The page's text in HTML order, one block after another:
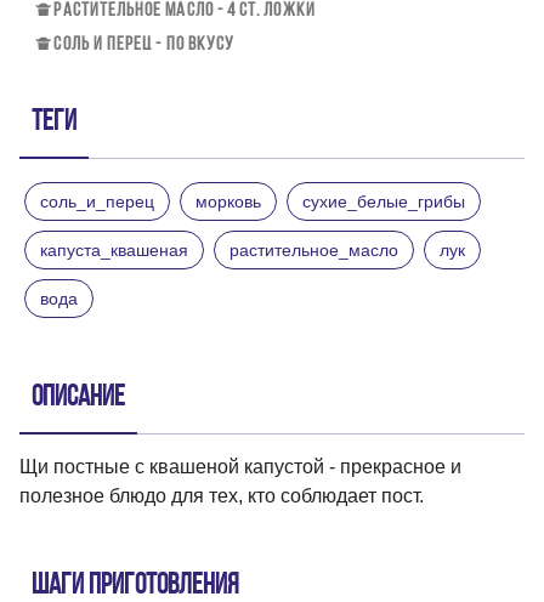
РАСТИТЕЛЬНОЕ МАСЛО - 4 СТ. ЛОЖКИ
СОЛЬ И ПЕРЕЦ - ПО ВКУСУ
Теги
соль_и_перец морковь сухие_белые_грибы
капуста_квашеная растительное_масло лук
вода
Описание
Щи постные с квашеной капустой - прекрасное и
полезное блюдо для тех, кто соблюдает пост.
Шаги приготовления